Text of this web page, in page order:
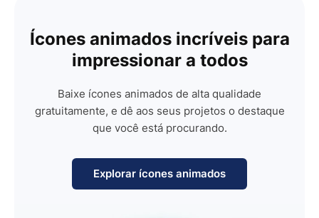
Ícones animados incríveis para
impressionar a todos
Baixe ícones animados de alta qualidade
gratuitamente, e dê aos seus projetos o destaque
que você está procurando.
Explorar ícones animados